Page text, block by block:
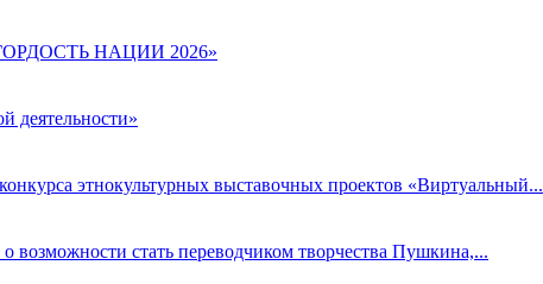
«ГОРДОСТЬ НАЦИИ 2026»
деятельности»
этнокультурных выставочных проектов «Виртуальный...
возможности стать переводчиком творчества Пушкина,...